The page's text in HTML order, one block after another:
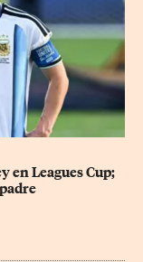
en Leagues Cup;